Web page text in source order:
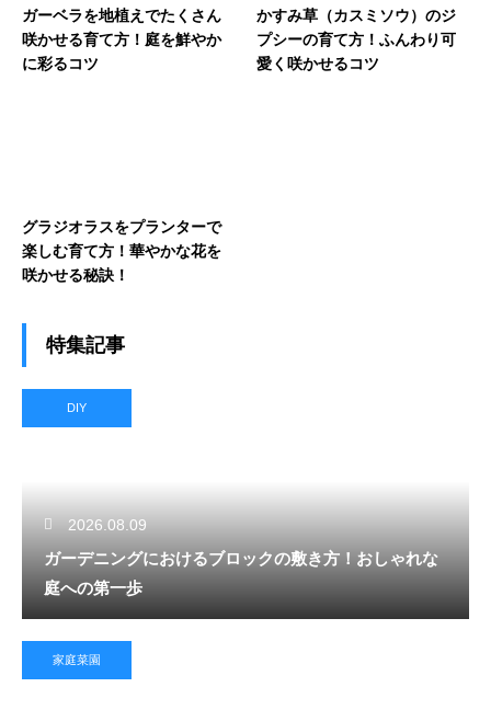
ガーベラを地植えでたくさん
咲かせる育て方！庭を鮮やか
に彩るコツ
かすみ草（カスミソウ）のジ
プシーの育て方！ふんわり可
愛く咲かせるコツ
グラジオラスをプランターで
楽しむ育て方！華やかな花を
咲かせる秘訣！
特集記事
DIY
2026.08.09
ガーデニングにおけるブロックの敷き方！おしゃれな
庭への第一歩
家庭菜園